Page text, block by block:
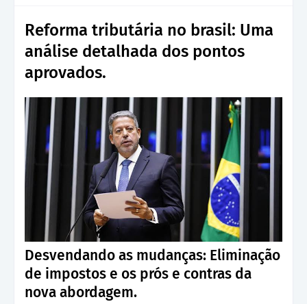
Reforma tributária no brasil: Uma
análise detalhada dos pontos
aprovados.
Desvendando as mudanças: Eliminação
de impostos e os prós e contras da
nova abordagem.